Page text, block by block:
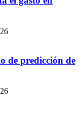
de predicción de